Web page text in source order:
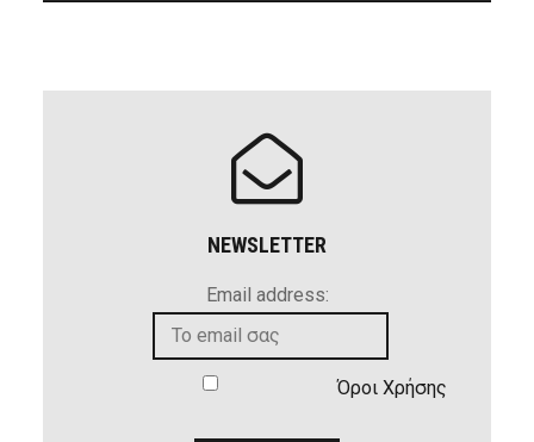
NEWSLETTER
Email address:
Όροι Χρήσης